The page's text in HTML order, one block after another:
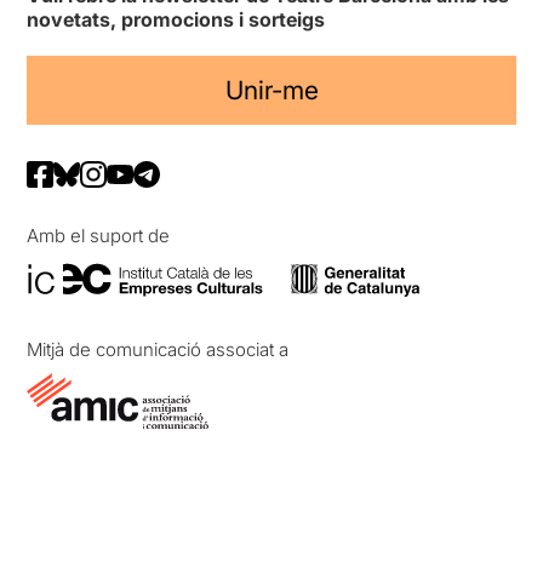
novetats, promocions i sorteigs
Unir-me
Amb el suport de
Mitjà de comunicació associat a